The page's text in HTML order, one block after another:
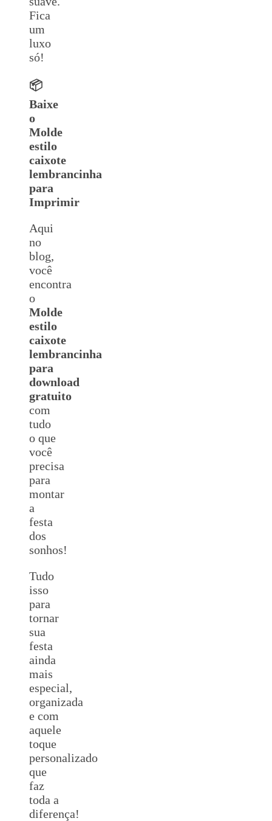
Fica
um
luxo
só!
📦
Baixe
o
Molde
estilo
caixote
lembrancinha
para
Imprimir
Aqui
no
blog,
você
encontra
o
Molde
estilo
caixote
lembrancinha
para
download
gratuito
com
tudo
o que
você
precisa
para
montar
a
festa
dos
sonhos!
Tudo
isso
para
tornar
sua
festa
ainda
mais
especial,
organizada
e com
aquele
toque
personalizado
que
faz
toda a
diferença!